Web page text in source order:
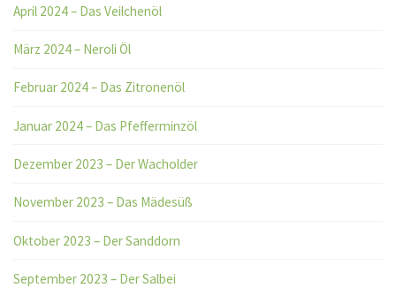
April 2024 – Das Veilchenöl
März 2024 – Neroli Öl
Februar 2024 – Das Zitronenöl
Januar 2024 – Das Pfefferminzöl
Dezember 2023 – Der Wacholder
November 2023 – Das Mädesüß
Oktober 2023 – Der Sanddorn
September 2023 – Der Salbei